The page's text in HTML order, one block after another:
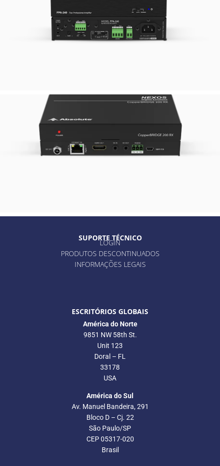
FPA 240
FLEX PROFESSIONAL
AMP
COPPERBRIDGE SERIES
HDBASET™SUPORTE TÉCNICO
LOGIN
PRODUTOS DESCONTINUADOS
INFORMAÇÕES LEGAIS
ESCRITÓRIOS GLOBAIS
América do Norte
9851 NW 58th St.
Unit 123
Doral – FL
33178
USA
América do Sul
Av. Manuel Bandeira, 291
Bloco D – Cj. 22
São Paulo/SP
CEP 05317-020
Brasil